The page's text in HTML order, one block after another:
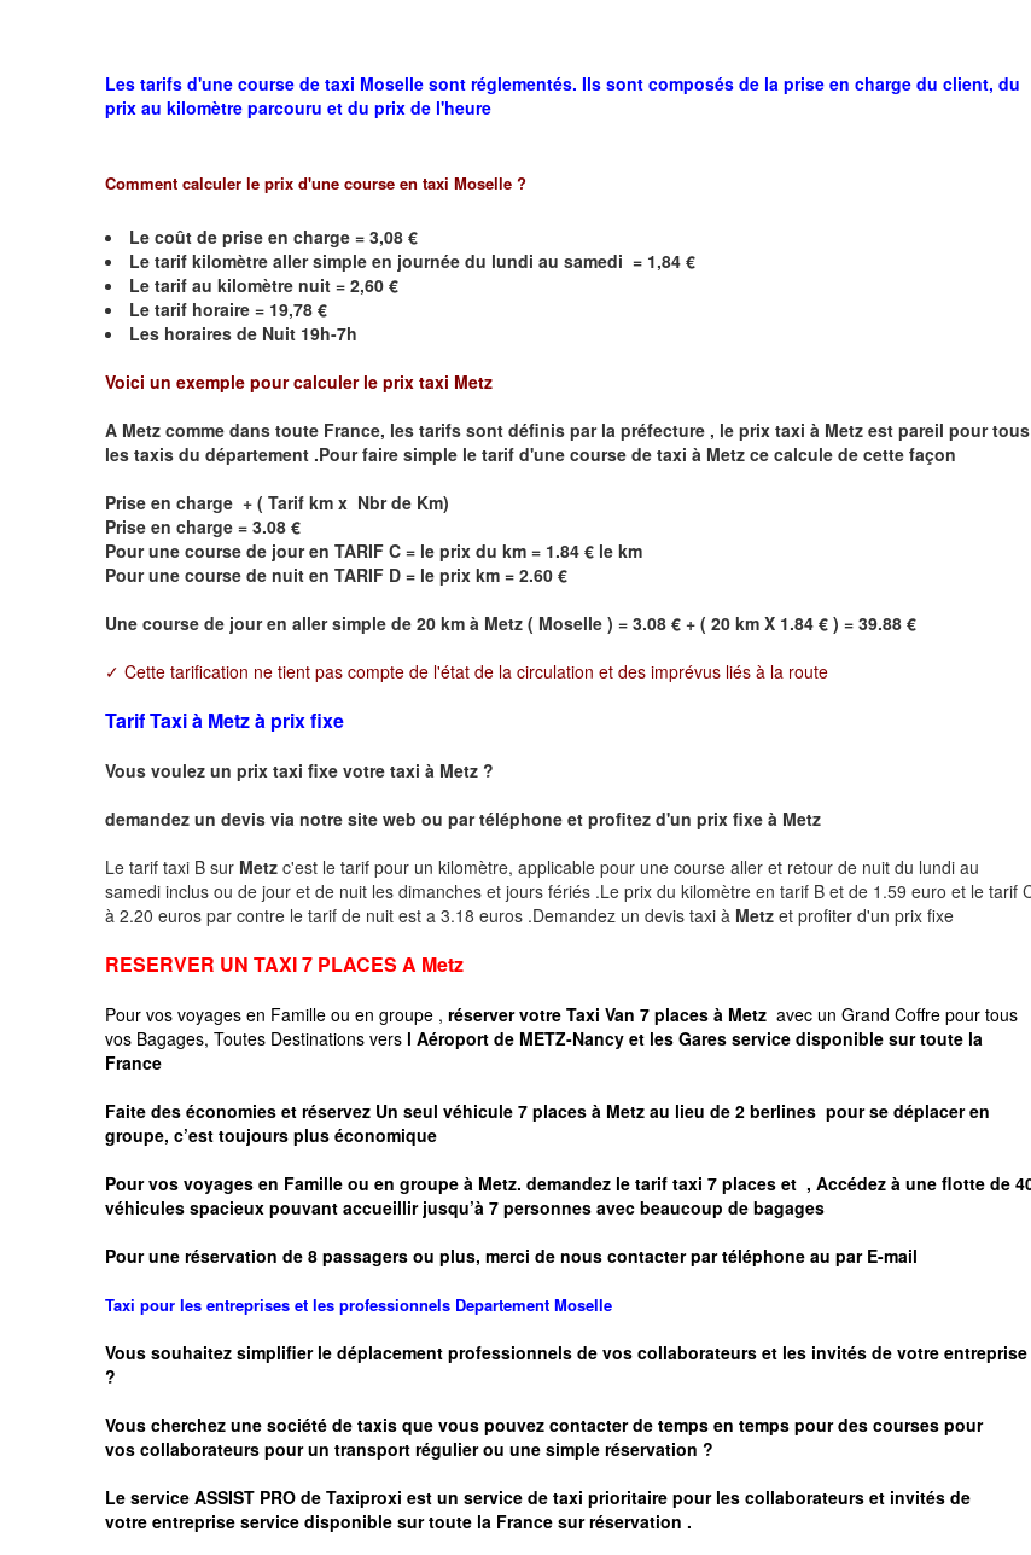
Les tarifs d'une course de taxi Moselle sont réglementés. Ils sont composés de la prise en charge du client, du
prix au kilomètre parcouru et du prix de l'heure
Comment calculer le prix d'une course en taxi Moselle ?
Le coût de prise en charge = 3,08 €
Le tarif kilomètre aller simple en journée du lundi au samedi = 1,84 €
Le tarif au kilomètre nuit = 2,60 €
Le tarif horaire = 19,78 €
Les horaires de Nuit 19h-7h
Voici un exemple pour calculer le prix taxi Metz
A Metz comme dans toute France, les tarifs sont définis par la préfecture , le prix taxi à Metz est pareil pour tous
les taxis du département .Pour faire simple le tarif d'une course de taxi à Metz ce calcule de cette façon
Prise en charge + ( Tarif km x Nbr de Km)
Prise en charge = 3.08 €
Pour une course de jour en TARIF C = le prix du km = 1.84 € le km
Pour une course de nuit en TARIF D = le prix km = 2.60 €
Une course de jour en aller simple de 20 km à Metz ( Moselle ) = 3.08 € + ( 20 km X 1.84 € ) = 39.88 €
✓ Cette tarification ne tient pas compte de l'état de la circulation et des imprévus liés à la route
Tarif Taxi à Metz à prix fixe
Vous voulez un prix taxi fixe votre taxi à Metz ?
demandez un devis via notre site web ou par téléphone et profitez d'un prix fixe à Metz
Le tarif taxi B sur Metz c'est le tarif pour un kilomètre, applicable pour une course aller et retour de nuit du lundi au
samedi inclus ou de jour et de nuit les dimanches et jours fériés .Le prix du kilomètre en tarif B et de 1.59 euro et le tarif
à 2.20 euros par contre le tarif de nuit est a 3.18 euros .Demandez un devis taxi à Metz et profiter d'un prix fixe
RESERVER UN TAXI 7 PLACES A Metz
Pour vos voyages en Famille ou en groupe , réserver votre Taxi Van 7 places à Metz avec un Grand Coffre pour tous
vos Bagages, Toutes Destinations vers l Aéroport de METZ-Nancy et les Gares service disponible sur toute la
France
Faite des économies et réservez Un seul véhicule 7 places à Metz au lieu de 2 berlines pour se déplacer en
groupe, c’est toujours plus économique
Pour vos voyages en Famille ou en groupe à Metz. demandez le tarif taxi 7 places et , Accédez à une flotte de
véhicules spacieux pouvant accueillir jusqu’à 7 personnes avec beaucoup de bagages
Pour une réservation de 8 passagers ou plus, merci de nous contacter par téléphone au par E-mail
Taxi pour les entreprises et les professionnels Departement Moselle
Vous souhaitez simplifier le déplacement professionnels de vos collaborateurs et les invités de votre entreprise
?
Vous cherchez une société de taxis que vous pouvez contacter de temps en temps pour des courses pour
vos collaborateurs pour un transport régulierou une simple réservation ?
Le service ASSIST PRO de Taxiproxi est un service de taxi prioritaire pour les collaborateurs et invités de
votre entreprise service disponible sur toute la France sur réservation .